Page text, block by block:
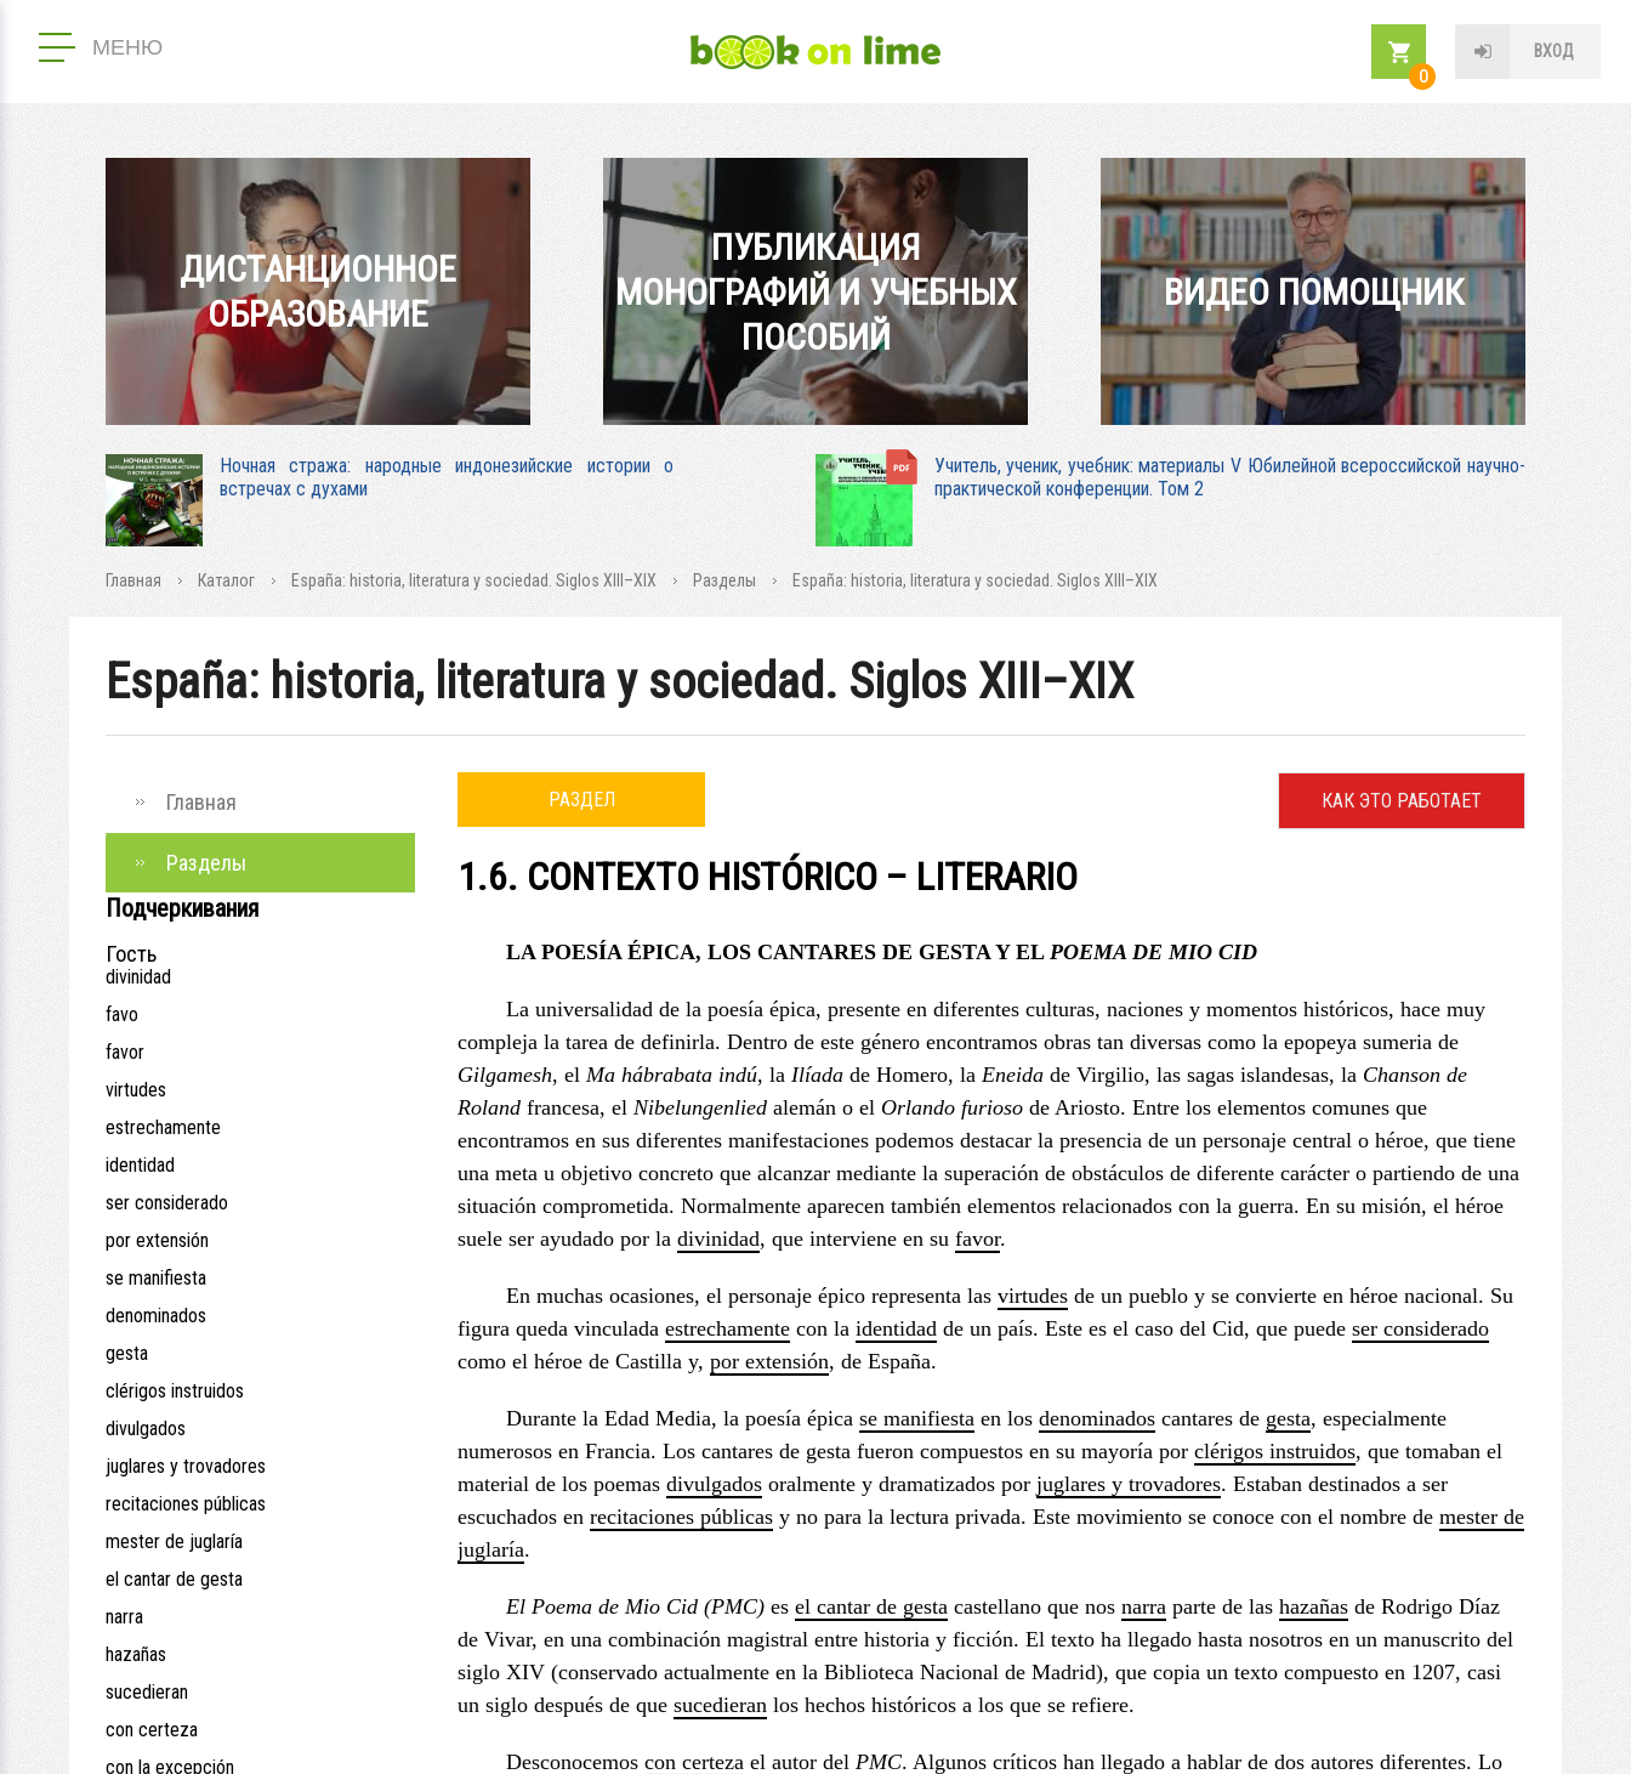
МЕНЮ
ВХОД
0
ДИСТАНЦИОННОЕ
ОБРАЗОВАНИЕ
ПУБЛИКАЦИЯ
МОНОГРАФИЙ И УЧЕБНЫХ
ПОСОБИЙ
ВИДЕО ПОМОЩНИК
Ночная стража: народные индонезийские истории о
встречах с духами
Учитель, ученик, учебник: материалы V Юбилейной всероссийской научно-
практической конференции. Том 2
Главная Каталог España: historia, literatura y sociedad. Siglos XIII–XIX Разделы España: historia, literatura y sociedad. Siglos XIII–XIX
España: historia, literatura y sociedad. Siglos XIII–XIX
Главная
Разделы
Подчеркивания
Гость
divinidad
favo
favor
virtudes
estrechamente
identidad
ser considerado
por extensión
se manifiesta
denominados
gesta
clérigos instruidos
divulgados
juglares y trovadores
recitaciones públicas
mester de juglaría
el cantar de gesta
narra
hazañas
sucedieran
con certeza
con la excepción
РАЗДЕЛ КАК ЭТО РАБОТАЕТ
1.6. CONTEXTO HISTÓRICO – LITERARIO
LA POESÍA ÉPICA, LOS CANTARES DE GESTA YEL POEMA DE MIO CID
La universalidad de la poesía épica, presente en diferentes culturas, naciones y momentos históricos, hace muy
compleja la tarea de definirla. Dentro de este género encontramos obras tan diversas como la epopeya sumeria de
Gilgamesh, el Ma hábrabata indú, la Ilíada de Homero, la Eneida de Virgilio, las sagas islandesas, la Chanson de
Roland francesa, el Nibelungenlied alemán o el Orlando furioso de Ariosto. Entre los elementos comunes que
encontramos en sus diferentes manifestaciones podemos destacar la presencia de un personaje central o héroe, que tiene
una meta u objetivo concreto que alcanzar mediante la superación de obstáculos de diferente carácter o partiendo de una
situación comprometida. Normalmente aparecen también elementos relacionados con la guerra. En su misión, el héroe
suele ser ayudado por la divinidad, que interviene en su favor.
En muchas ocasiones, el personaje épico representa las virtudes de un pueblo y se convierte en héroe nacional. Su
figura queda vinculada estrechamente con la identidad de un país. Este es el caso del Cid, que puede ser considerado
como el héroe de Castilla y, por extensión, de España.
Durante la Edad Media, la poesía épica se manifiesta en los denominados cantares de gesta, especialmente
numerosos en Francia. Los cantares de gesta fueron compuestos en su mayoría por clérigos instruidos, que tomaban el
material de los poemas divulgados oralmente y dramatizados por juglares y trovadores. Estaban destinados a ser
escuchados en recitaciones públicas y no para la lectura privada. Este movimiento se conoce con el nombre de mester de
juglaría.
El Poema de Mio Cid (PMC) es el cantar de gesta castellano que nos narra parte de las hazañas de Rodrigo Díaz
de Vivar, en una combinación magistral entre historia y ficción. El texto ha llegado hasta nosotros en un manuscrito del
siglo XIV (conservado actualmente en la Biblioteca Nacional de Madrid), que copia un texto compuesto en 1207, casi
un siglo después de que sucedieran los hechos históricos a los que se refiere.
Desconocemos con certeza el autor del PMC. Algunos críticos han llegado a hablar de dos autores diferentes. Lo